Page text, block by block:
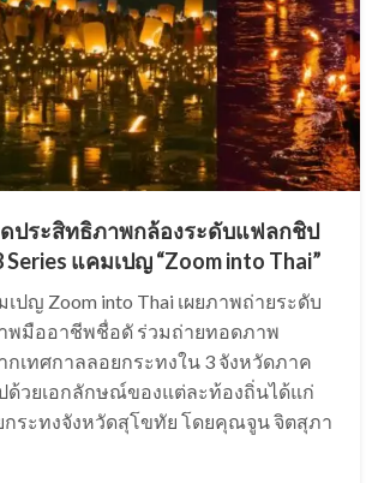
ประสิทธิภาพกล้องระดับแฟลกชิป
Series แคมเปญ “Zoom into Thai”
ปญ Zoom into Thai เผยภาพถ่ายระดับ
พมืออาชีพชื่อดั ร่วมถ่ายทอดภาพ
เทศกาลลอยกระทงใน 3 จังหวัดภาค
ปด้วยเอกลักษณ์ของแต่ละท้องถิ่นได้แก่
ระทงจังหวัดสุโขทัย โดยคุณจูน จิตสุภา